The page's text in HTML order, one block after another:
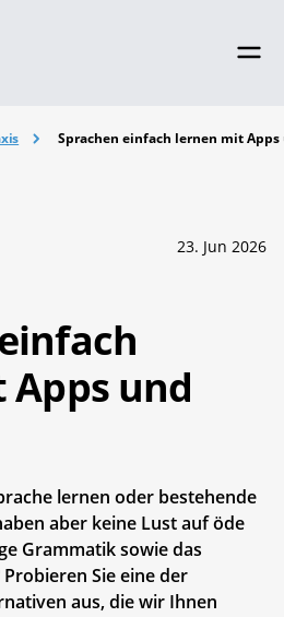
Sprachen einfach lernen mit
23. Jun 2026
und
lernen oder bestehende
aber keine Lust auf öde
Grammatik sowie das
Sie eine der
aus, die wir Ihnen